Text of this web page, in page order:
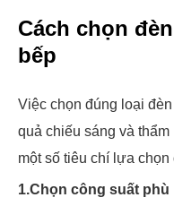
Cách chọn
bếp
Việc chọn đúng loại
quả chiếu sáng và
một số tiêu chí lựa chọn
1.Chọn công suất phù